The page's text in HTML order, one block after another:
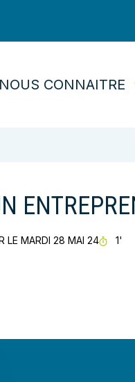
l'Estuaire
NOUS CONNAITRE
LE MARDI 28 MAI 24 1'